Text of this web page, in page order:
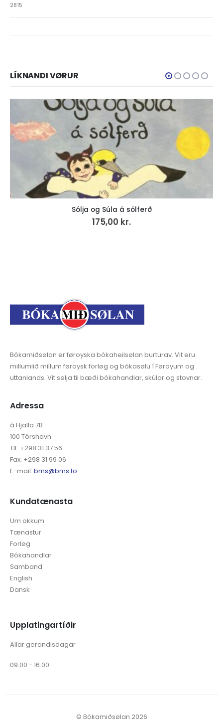
2815
LÍKNANDI VØRUR
For the Common Good (38)
280,00
Bókamiðsølan er føroyska bókaheilsølan burturav. Vit eru
millumlið millum føroysk forløg og bókasølu í Føroyum og
uttanlands. Vit selja til bæði bókahandlar, skúlar og stovnar.
Adressa
á Hjalla 7B
100 Tórshavn
Tlf. +298 31 37 56
Fax. +298 31 99 06
E-mail: bms@bms.fo
Kundatænasta
Um okkum
Tænastur
Forløg
Bókahandlar
Samband
English
Dansk
Upplatingartíðir
Allar gerandisdagar
09.00 - 16.00
© Bókamiðsølan 2026